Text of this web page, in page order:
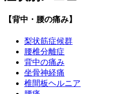
【背中・腰の痛み】
梨状筋症候群
腰椎分離症
背中の痛み
坐骨神経痛
椎間板ヘルニア